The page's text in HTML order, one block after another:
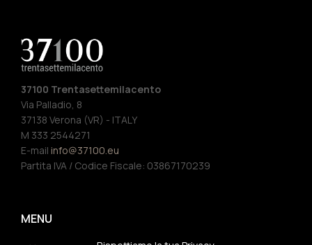
37100 Trentasettemilacento
Via Palladio, 8
37138 Verona (VR) - ITALY
M 333 2544271
E-mail info@37100.eu
Partita IVA / Codice Fiscale: 03867170239
MENU